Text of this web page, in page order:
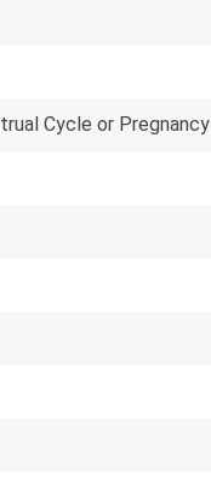
Cycle or Pregnancy